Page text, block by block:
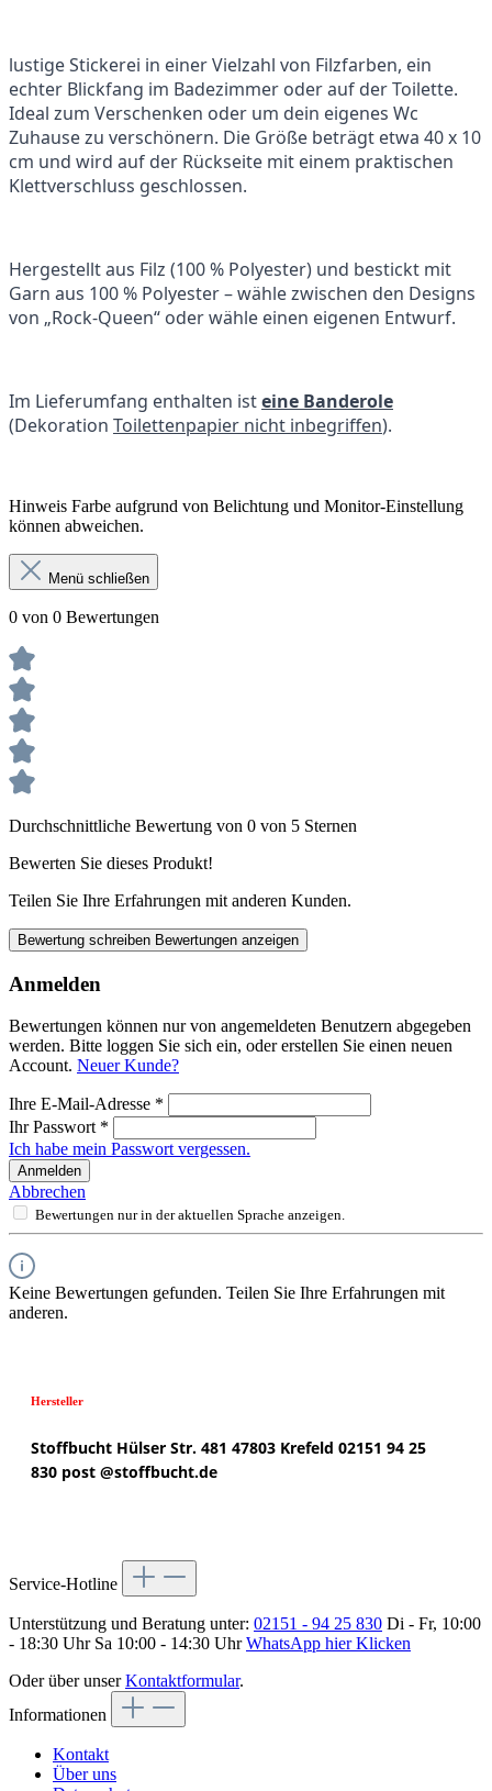
lustige Stickerei in einer Vielzahl von Filzfarben, ein
echter Blickfang im Badezimmer oder auf der Toilette.
Ideal zum Verschenken oder um dein eigenes Wc
Zuhause zu verschönern. Die Größe beträgt etwa 40 x 10
cm und wird auf der Rückseite mit einem praktischen
Klettverschluss geschlossen.
Hergestellt aus Filz (100 % Polyester) und bestickt mit
Garn aus 100 % Polyester – wähle zwischen den Designs
von „Rock-Queen“ oder wähle einen eigenen Entwurf.
Im Lieferumfang enthalten isteine Banderole
(Dekoration Toilettenpapier nicht inbegriffen).
Hinweis Farbe aufgrund von Belichtung und Monitor-Einstellung
können abweichen.
Menü schließen
0 von 0 Bewertungen
Durchschnittliche Bewertung von 0 von 5 Sternen
Bewerten Sie dieses Produkt!
Teilen Sie Ihre Erfahrungen mit anderen Kunden.
Bewertung schreiben Bewertungen anzeigen
Anmelden
Bewertungen können nur von angemeldeten Benutzern abgegeben
werden. Bitte loggen Sie sich ein, oder erstellen Sie einen neuen
Account. Neuer Kunde?
Ihre E-Mail-Adresse *
Ihr Passwort *
Ich habe mein Passwort vergessen.
Anmelden
Abbrechen
Bewertungen nur in der aktuellen Sprache anzeigen.
Keine Bewertungen gefunden. Teilen Sie Ihre Erfahrungen mit
anderen.
Hersteller
Stoffbucht Hülser Str. 481 47803 Krefeld 02151 94 25
830 post @stoffbucht.de
Service-Hotline
Unterstützung und Beratung unter: 02151 - 94 25 830 Di - Fr, 10:00
- 18:30 Uhr Sa 10:00 - 14:30 UhrWhatsApp hier Klicken
Oder über unserKontaktformular.
Informationen
Kontakt
Über uns